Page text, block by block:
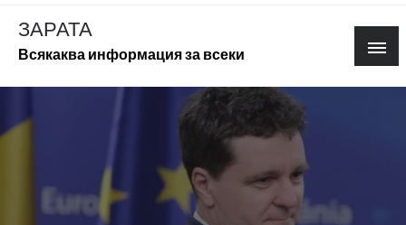
Skip
content
ЗАРАТА
Всякаква информация за всеки